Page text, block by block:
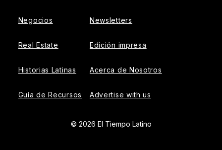
Negocios
Real Estate
Historias Latinas
Guía de Recursos
Newsletters
Edición impresa
Acerca de Nosotros
Advertise with us
© 2026 El Tiempo Latino